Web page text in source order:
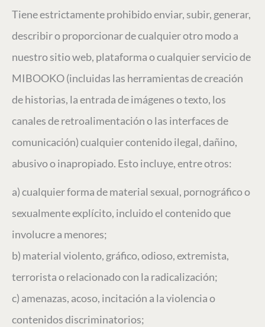
Tiene estrictamente prohibido enviar, subir, generar,
describir o proporcionar de cualquier otro modo a
nuestro sitio web, plataforma o cualquier servicio de
MIBOOKO (incluidas las herramientas de creación
de historias, la entrada de imágenes o texto, los
canales de retroalimentación o las interfaces de
comunicación) cualquier contenido ilegal, dañino,
abusivo o inapropiado. Esto incluye, entre otros:
a) cualquier forma de material sexual, pornográfico o
sexualmente explícito, incluido el contenido que
involucre a menores;
b) material violento, gráfico, odioso, extremista,
terrorista o relacionado con la radicalización;
c) amenazas, acoso, incitación a la violencia o
contenidos discriminatorios;